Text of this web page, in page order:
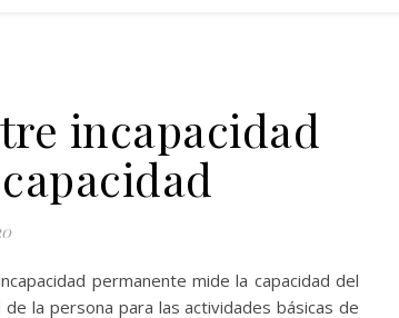
incapacidad
permanente mide la capacidad del
la persona para las actividades básicas de